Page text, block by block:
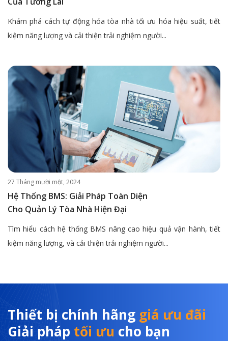
Khám phá cách tự động hóa tòa nhà tối ưu hóa hiệu suất, tiết
kiệm năng lượng và cải thiện trải nghiệm người...
27 Tháng mười một, 2024
Hệ Thống BMS: Giải Pháp Toàn Diện
Cho Quản Lý Tòa Nhà Hiện Đại
Tìm hiểu cách hệ thống BMS nâng cao hiệu quả vận hành, tiết
kiệm năng lượng, và cải thiện trải nghiệm người...
Thiết bị chính hãng giá ưu đãi
Giải pháp tối ưu cho bạn